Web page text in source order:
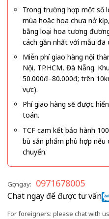
Trong trường hợp một số
mùa hoặc hoa chưa nở
bằng loại hoa tương
cách gần nhất với mẫu đã
Miễn phí giao hàng nội
Nội, TP.HCM, Đà Nẵng.
50.000đ–80.000đ; trên
vực).
Phí giao hàng sẽ được
toán.
TCF cam kết bảo hành
bù sản phẩm phù hợp
chuyển.
Gọi ngay: 0971678005
Chat ngay để được tư vấn
For foreigners: please chat with